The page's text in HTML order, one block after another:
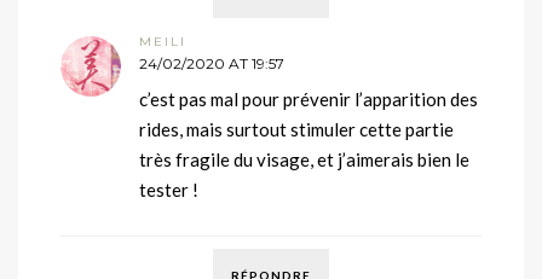
MEILI
24/02/2020 AT 19:57
c’est pas mal pour prévenir l’apparition des
rides, mais surtout stimuler cette partie
très fragile du visage, et j’aimerais bien le
tester !
RÉPONDRE